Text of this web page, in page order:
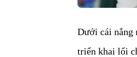
Dưới cái nắng
triển khai lối